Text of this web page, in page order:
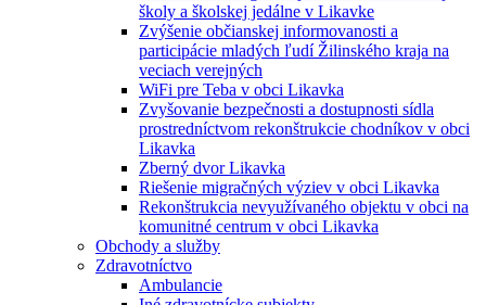
školy a školskej jedálne v Likavke
Zvýšenie občianskej informovanosti a
participácie mladých ľudí Žilinského kraja na
veciach verejných
WiFi pre Teba v obci Likavka
Zvyšovanie bezpečnosti a dostupnosti sídla
prostredníctvom rekonštrukcie chodníkov v obci
Likavka
Zberný dvor Likavka
Riešenie migračných výziev v obci Likavka
Rekonštrukcia nevyužívaného objektu v obci na
komunitné centrum v obci Likavka
Obchody a služby
Zdravotníctvo
Ambulancie